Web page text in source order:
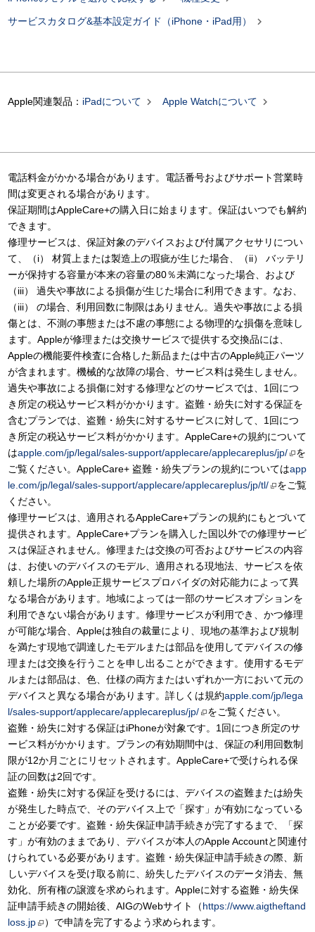
サービスカタログ&基本設定ガイド（iPhone・iPad用） 
Apple関連製品： iPadについて  Apple Watchについて 
電話料金がかかる場合があります。電話番号およびサポート営業時
間は変更される場合があります。
保証期間はAppleCare+の購入日に始まります。保証はいつでも解約
できます。
修理サービスは、保証対象のデバイスおよび付属アクセサリについ
て、（i） 材質上または製造上の瑕疵が生じた場合、（ii） バッテリ
ーが保持する容量が本来の容量の80％未満になった場合、および
（iii） 過失や事故による損傷が生じた場合に利用できます。なお、
（iii） の場合、利用回数に制限はありません。過失や事故による損
傷とは、不測の事態または不慮の事態による物理的な損傷を意味し
ます。Appleが修理または交換サービスで提供する交換品には、
Appleの機能要件検査に合格した新品または中古のApple純正パーツ
が含まれます。機械的な故障の場合、サービス料は発生しません。
過失や事故による損傷に対する修理などのサービスでは、1回につ
き所定の税込サービス料がかかります。盗難・紛失に対する保証を
含むプランでは、盗難・紛失に対するサービスに対して、1回につ
き所定の税込サービス料がかかります。AppleCare+の規約について
はapple.com/jp/legal/sales-support/applecare/applecareplus/jp/
を
ご覧ください。AppleCare+ 盗難・紛失プランの規約についてはapp
le.com/jp/legal/sales-support/applecare/applecareplus/jp/tl/
をご覧
ください。
修理サービスは、適用されるAppleCare+プランの規約にもとづいて
提供されます。AppleCare+プランを購入した国以外での修理サービ
スは保証されません。修理または交換の可否およびサービスの内容
は、お使いのデバイスのモデル、適用される現地法、サービスを依
頼した場所のApple正規サービスプロバイダの対応能力によって異
なる場合があります。地域によっては一部のサービスオプションを
利用できない場合があります。修理サービスが利用でき、かつ修理
が可能な場合、Appleは独自の裁量により、現地の基準および規制
を満たす現地で調達したモデルまたは部品を使用してデバイスの修
理または交換を行うことを申し出ることができます。使用するモデ
ルまたは部品は、色、仕様の両方またはいずれか一方において元の
デバイスと異なる場合があります。詳しくは規約apple.com/jp/lega
l/sales-support/applecare/applecareplus/jp/
をご覧ください。
盗難・紛失に対する保証はiPhoneが対象です。1回につき所定のサ
ービス料がかかります。プランの有効期間中は、保証の利用回数制
限が12か月ごとにリセットされます。AppleCare+で受けられる保
証の回数は2回です。
盗難・紛失に対する保証を受けるには、デバイスの盗難または紛失
が発生した時点で、そのデバイス上で「探す」が有効になっている
ことが必要です。盗難・紛失保証申請手続きが完了するまで、「探
す」が有効のままであり、デバイスが本人のApple Accountと関連付
けられている必要があります。盗難・紛失保証申請手続きの際、新
しいデバイスを受け取る前に、紛失したデバイスのデータ消去、無
効化、所有権の譲渡を求められます。Appleに対する盗難・紛失保
証申請手続きの開始後、AIGのWebサイト（https://www.aigtheftand
loss.jp
）で申請を完了するよう求められます。